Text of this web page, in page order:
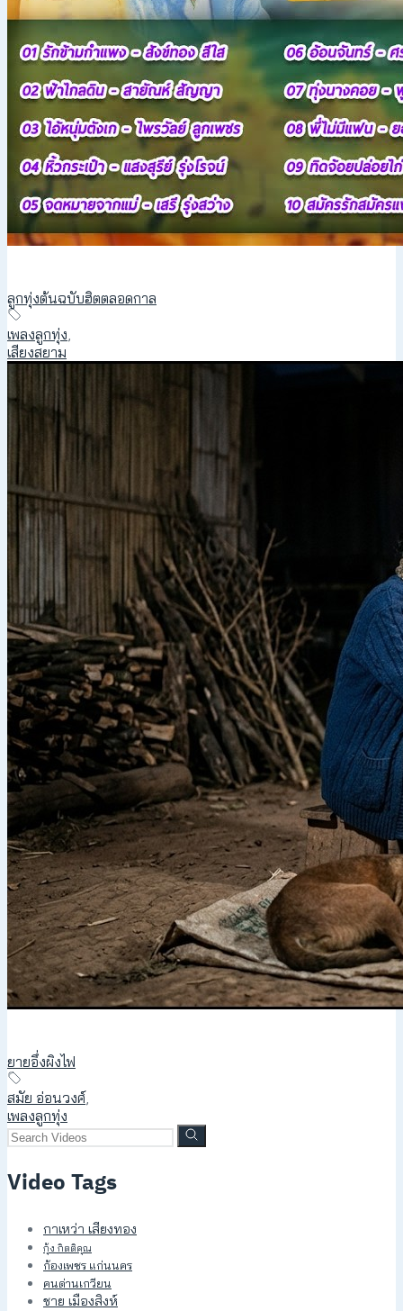
ลูกทุ่งต้นฉบับฮิตตลอดกาล
เพลงลูกทุ่ง,
เสียงสยาม
ยายอึ่งผิงไฟ
สมัย อ่อนวงศ์,
เพลงลูกทุ่ง
Video Tags
กาเหว่า เสียงทอง
กุ้ง กิตติคุณ
ก้องเพชร แก่นนคร
คนด่านเกวียน
ชาย เมืองสิงห์